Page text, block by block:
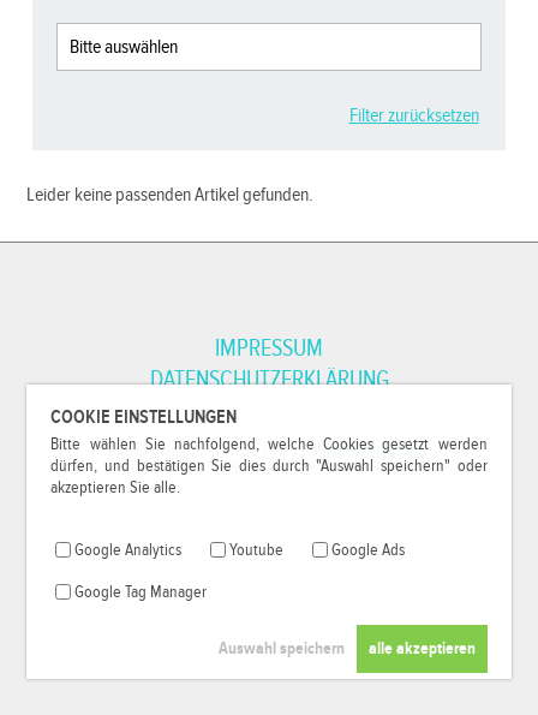
COOKIE EINSTELLUNGEN
Bitte wählen Sie nachfolgend, welche Cookies gesetzt werden
dürfen, und bestätigen Sie dies durch "Auswahl speichern" oder
akzeptieren Sie alle.
Google Analytics Youtube Google Ads
Google Tag Manager
Filter zurücksetzen
Leider keine passenden Artikel gefunden.
IMPRESSUM
DATENSCHUTZERKLÄRUNG
*Alle Preise inkl. MwSt. und zzgl.Versandkosten
© 2000-2026 79Pixel, alle Rechte vorbehalten.